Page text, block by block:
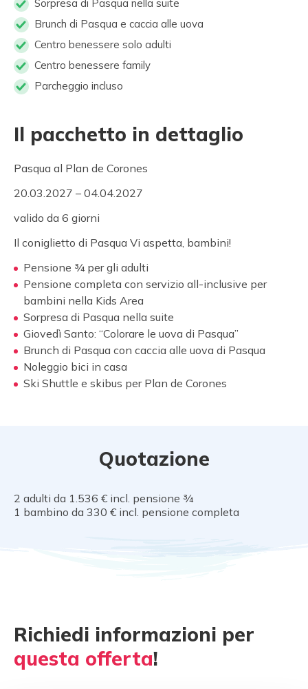
Sorpresa di Pasqua nella suite
Brunch di Pasqua e caccia alle uova
Centro benessere solo adulti
Centro benessere family
Parcheggio incluso
Il pacchetto in dettaglio
Pasqua al Plan de Corones
20.03.2027 – 04.04.2027
valido da 6 giorni
Il coniglietto di Pasqua Vi aspetta, bambini!
Pensione ¾ per gli adulti
Pensione completa con servizio all-inclusive per
bambini nella Kids Area
Sorpresa di Pasqua nella suite
Giovedì Santo: “Colorare le uova di Pasqua”
Brunch di Pasqua con caccia alle uova di Pasqua
Noleggio bici in casa
Ski Shuttle e skibus per Plan de Corones
Quotazione
2 adulti da 1.536 € incl. pensione ¾
1 bambino da 330 € incl. pensione completa
Richiedi informazioni per
questa offerta!